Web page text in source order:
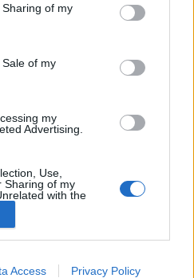
behaviour. You may click to
and its third-party tags to
purposes in below Google
of my
of my
my
Advertising.
Use,
Sharing of my
with the
collected.
Access Privacy Policy
#herpesz